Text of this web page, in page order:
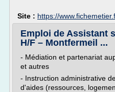
Site : https://
Emploi de Assistant
H/F – Montfermeil ...
- Médiation et partenariat
et autres
- Instruction administrative
d'aides (ressources,